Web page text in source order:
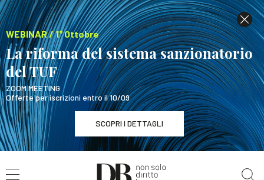
WEBINAR / 1° Ottobre
La riforma del sistema sanzionatorio
del TUF
ZOOM MEETING
Offerte per iscrizioni entro il 10/09
SCOPRI I DETTAGLI
WEBINAR / 1° Ottobre